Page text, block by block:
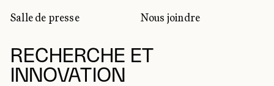
Salle de presse
Nous joindre
RECHERCHE ET
INNOVATION